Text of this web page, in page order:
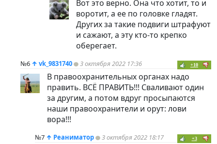
Вот это верно. Она что хотит, то и
воротит, а ее по головке гладят.
Других за такие подвиги штрафуют
и сажают, а эту кто-то крепко
оберегает.
№6 ↑ vk_9831740 3 октября 2022 17:36 +10
В правоохранительных органах надо
править. ВСЁ ПРАВИТЬ!!! Сваливают один
за другим, а потом вдруг просыпаются
наши правоохранители и орут: лови
вора!!!
№7 ↑ Реаниматор 3 октября 2022 18:17 +3